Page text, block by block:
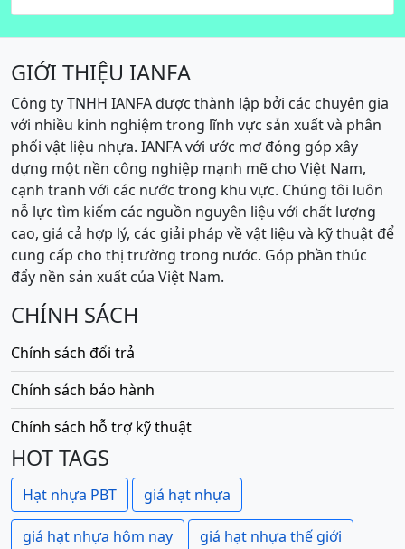
GIỚI THIỆU IANFA
Công ty TNHH IANFA được thành lập bởi các chuyên gia
với nhiều kinh nghiệm trong lĩnh vực sản xuất và phân
phối vật liệu nhựa. IANFA với ước mơ đóng góp xây
dựng một nền công nghiệp mạnh mẽ cho Việt Nam,
cạnh tranh với các nước trong khu vực. Chúng tôi luôn
nỗ lực tìm kiếm các nguồn nguyên liệu với chất lượng
cao, giá cả hợp lý, các giải pháp về vật liệu và kỹ thuật để
cung cấp cho thị trường trong nước. Góp phần thúc
đẩy nền sản xuất của Việt Nam.
CHÍNH SÁCH
Chính sách đổi trả
Chính sách bảo hành
Chính sách hỗ trợ kỹ thuật
HOT TAGS
Hạt nhựa PBT giá hạt nhựa
giá hạt nhựa hôm nay giá hạt nhựa thế giới